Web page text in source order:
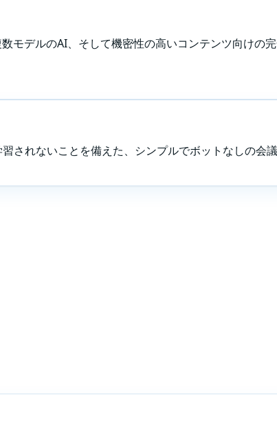
モデルのAI、そして機密性の高いコンテンツ向けの
されないことを備えた、シンプルでボットなしの会